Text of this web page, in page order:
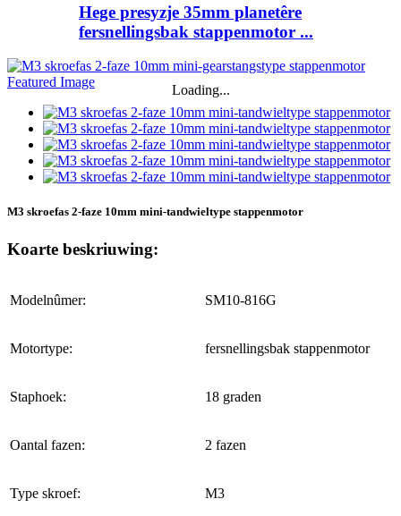
Hege presyzje 35mm planetêre
fersnellingsbak stappenmotor ...
Loading...
M3 skroefas 2-faze 10mm mini-tandwieltype stappenmotor
Koarte beskriuwing:
Modelnûmer: SM10-816G
Motortype: fersnellingsbak stappenmotor
Staphoek: 18 graden
Oantal fazen: 2 fazen
Type skroef: M3